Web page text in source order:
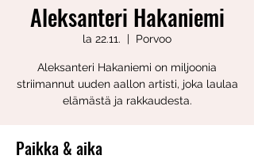
Aleksanteri Hakaniemi
la 22.11.
  |
Porvoo
Aleksanteri Hakaniemi on miljoonia
striimannut uuden aallon artisti, joka laulaa
elämästä ja rakkaudesta.
Paikka & aika